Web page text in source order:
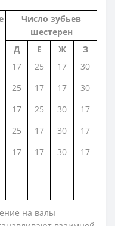
Число зубьев
шестерен
Д
Е Ж
З
17
25
17
25
17
25
17
25
17
17
17
17
30
30
30
30
30
17
17
17
на валы